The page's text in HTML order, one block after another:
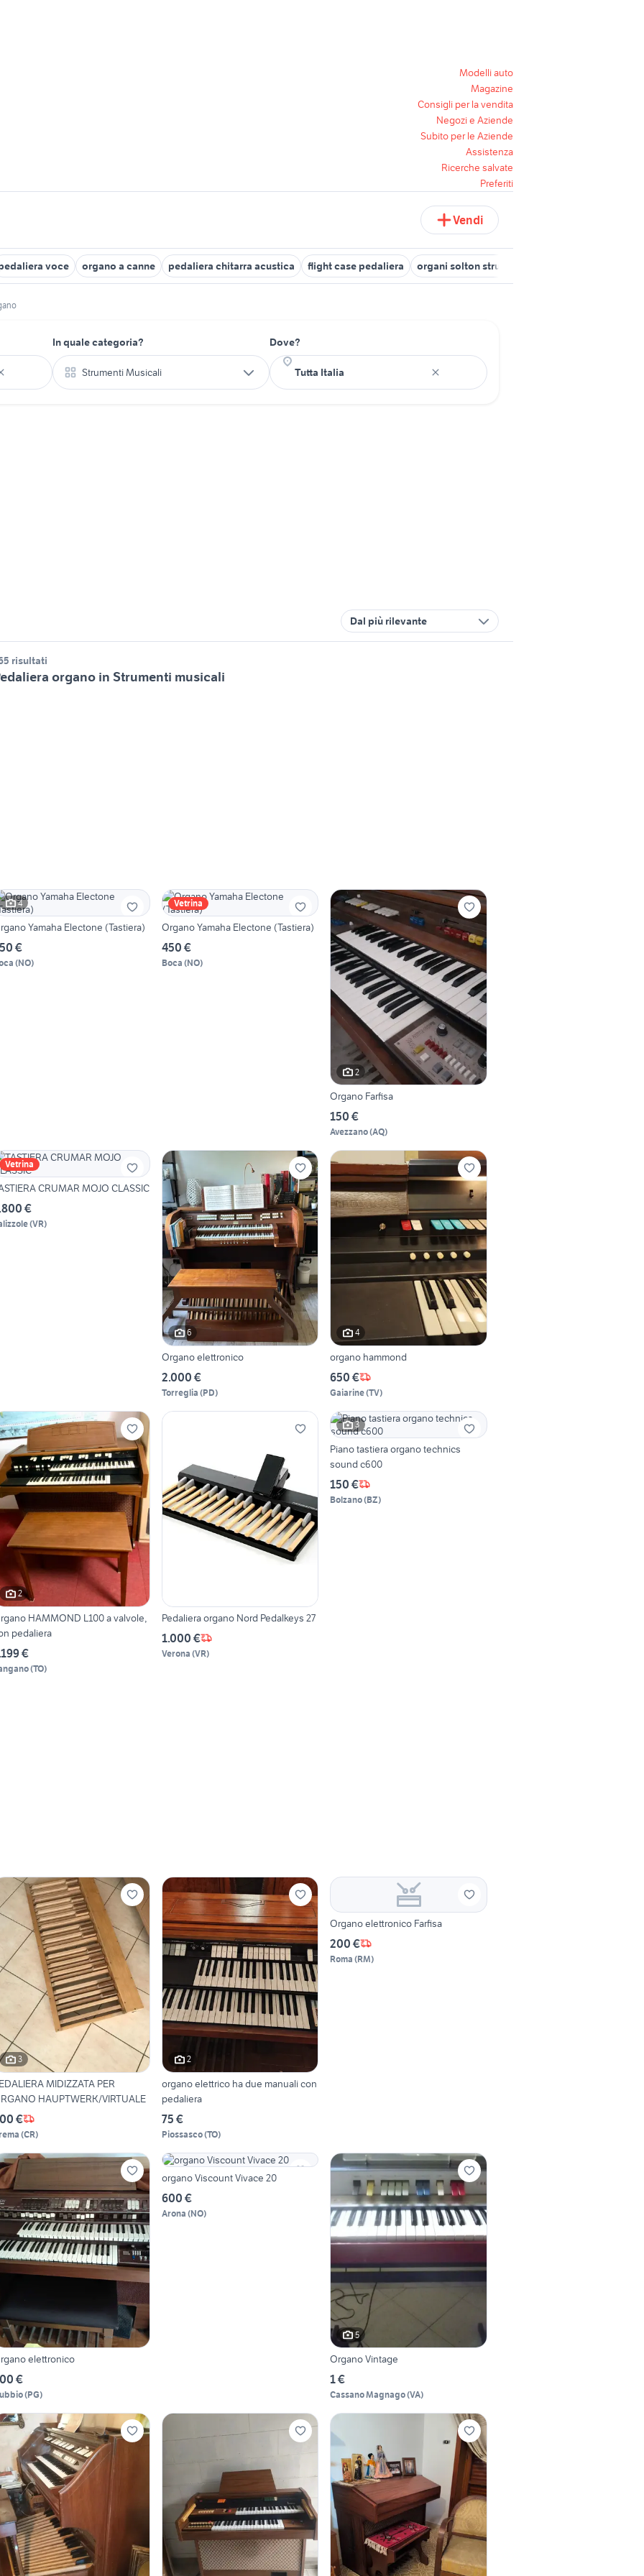
Modelli auto
Magazine
Consigli per la vendita
Negozi e Aziende
Subito per le Aziende
Assistenza
Ricerche salvate
Preferiti
Vendi
voce organo a canne pedaliera chitarra acustica flight case pedaliera organi solton strumenti musicali
In quale categoria?
Strumenti Musicali
Dove?
Dal più rilevante
risultati
organo in Strumenti musicali
4
Yamaha Electone (Tastiera)
€
(NO)
Vetrina
Organo Yamaha Electone (Tastiera)
450 €
Boca (NO)
2
Organo Farfisa
150 €
Avezzano(AQ)
Vetrina
CRUMAR MOJO CLASSIC
€
(VR)
6
Organo elettronico
2.000 €
Torreglia (PD)
4
organo hammond
650 €
Gaiarine(TV)
2
HAMMOND L100 a valvole,
pedaliera
€
(TO)
Pedaliera organo Nord Pedalkeys 27
1.000 €
Verona (VR)
3
Piano tastiera organo technics
sound c600
150 €
Bolzano(BZ)
3
MIDIZZATA PER
HAUPTWERK/VIRTUALE
€
(CR)
2
organo elettrico ha due manuali con
pedaliera
75 €
Piossasco(TO)
Organo elettronico Farfisa
200 €
Roma (RM)
elettronico
€
(PG)
organo Viscount Vivace 20
600 €
Arona (NO)
5
Organo Vintage
1 €
Cassano Magnago(VA)